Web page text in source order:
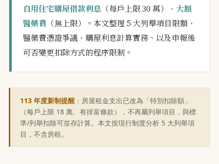
自用住宅購屋借款利息 （每戶上限 30 萬）、 大額
醫藥費 （無上限）。本文整理 5 大列舉項目限額、
醫藥費憑證爭議、購屋利息計算實務、以及申報後
可否變更扣除方式的程序限制。
113 年度新制提醒 ：房屋租金支出已改為「特別扣除額」
（每戶上限 18 萬、有排富條款），不再屬列舉項目，與標
準/列舉扣除可並存計算。本文按現行制度分析 5 大列舉項
目，不含房租。